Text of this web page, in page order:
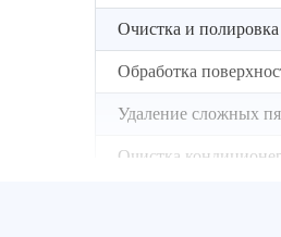
Очистка и
Обработка
Удаление сложных
Очистка